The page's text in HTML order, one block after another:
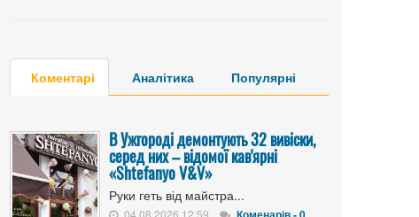
Коментарі Аналітика Популярні
В Ужгороді демонтують 32 вивіски,
серед них – відомої кав'ярні
«Shtefanyo V&V»
Руки геть від майстра...
04.08.2026 12:59